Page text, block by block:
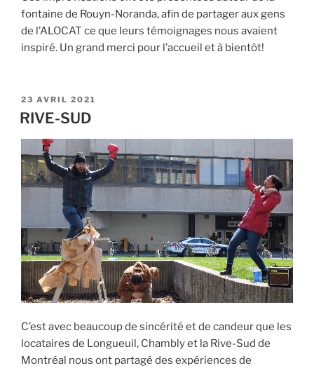
fontaine de Rouyn-Noranda, afin de partager aux gens
de l’ALOCAT ce que leurs témoignages nous avaient
inspiré. Un grand merci pour l’accueil et à bientôt!
PUBLIÉ
LE
23 AVRIL 2021
RIVE-SUD
C’est avec beaucoup de sincérité et de candeur que les
locataires de Longueuil, Chambly et la Rive-Sud de
Montréal nous ont partagé des expériences de